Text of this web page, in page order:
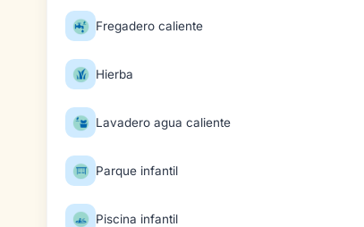
Fregadero caliente
Hierba
Lavadero agua caliente
Parque infantil
Piscina infantil